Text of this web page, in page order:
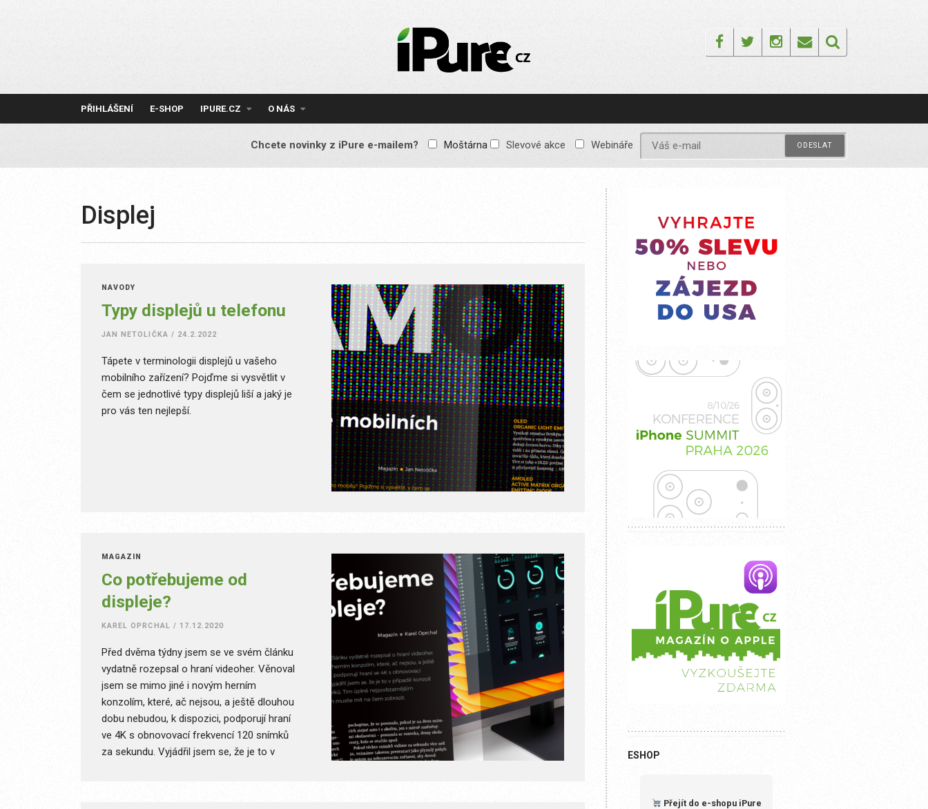
IPURE.CZ
Prémiový Apple e-
reklamy, žádné
obsah pro všechny
FacebookTwitterInstagram
Email
PŘIHLÁŠENÍ E-SHOP IPURE.CZ O NÁS
Chcete novinky z iPure e-mailem? Moštárna Slevové akce Webináře
Displej
NÁVODY
Typy displejů u telefonu
JAN NETOLIČKA / 24.2.2022
Tápete v terminologii displejů u vašeho
mobilního zařízení? Pojďme si vysvětlit v
čem se jednotlivé typy displejů liší a jaký je
pro vás ten nejlepší.
MAGAZÍN
Co potřebujeme od
displeje?
KAREL OPRCHAL / 17.12.2020
Před dvěma týdny jsem se ve svém článku
vydatně rozepsal o hraní videoher. Věnoval
jsem se mimo jiné i novým herním
konzolím, které, ač nejsou, a ještě dlouhou
dobu nebudou, k dispozici, podporují hraní
ve 4K s obnovovací frekvencí 120 snímků
za sekundu. Vyjádřil jsem se, že je to v
ESHOP
Přejít do e-shopu iPure